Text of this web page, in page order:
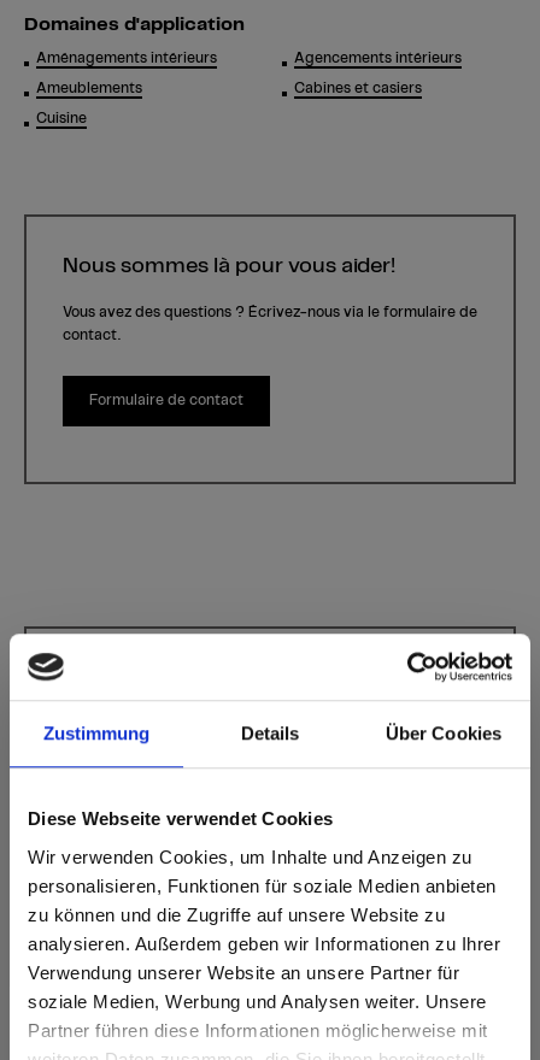
Zustimmung Details Über Cookies
Diese Webseite verwendet Cookies
Wir verwenden Cookies, um Inhalte und Anzeigen zu
personalisieren, Funktionen für soziale Medien anbieten
zu können und die Zugriffe auf unsere Website zu
analysieren. Außerdem geben wir Informationen zu Ihrer
Verwendung unserer Website an unsere Partner für
soziale Medien, Werbung und Analysen weiter. Unsere
Partner führen diese Informationen möglicherweise mit
Are you based in the États-Unis?
Domaines d'application
Aménagements intérieurs
Ameublements
Cuisine
Agencements intérieurs
Cabines et casiers
Nous sommes là pour vous aider!
Vous avez des questions ? Écrivez-nous via le formulaire de
contact.
Formulaire de contact
Star Favorit Superfront 0,5 P2 E05 0074
Pastel Grey FH Fin martelé
Ce décor ne présente pas de sens de fil.
Code CMJN le plus proche: 4-2-9-26
Caractéristiques du produit
Facile à nettoyer Résistant aux chocs